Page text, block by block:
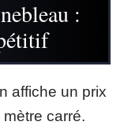
:
affiche un prix
carré.